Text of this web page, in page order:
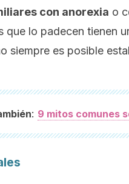
con anorexia o
que lo padecen tienen
siempre es posible
: 9 mitos comunes